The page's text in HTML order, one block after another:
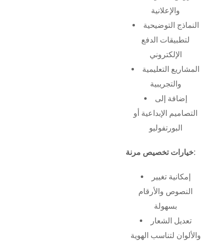
والإعلانية
النماذج التوضيحية
لتطبيقات الدفع
الإلكتروني
المشاريع التعليمية
والتجريبية
إضافة إلى
التصاميم الإبداعية أو
البورتفوليو
خيارات تخصيص مرنة:
إمكانية تغيير
النصوص والأرقام
بسهولة
تعديل الشعار
والألوان لتناسب الهوية